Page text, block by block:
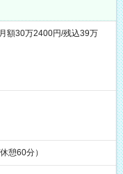
額30万2400円/残込39万
憩60分）